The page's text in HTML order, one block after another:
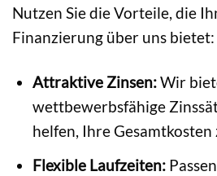
Nutzen Sie die Vorteile, die
Finanzierung über uns bietet:
Attraktive Zinsen:Wir
wettbewerbsfähige
helfen, Ihre
Flexible Laufzeiten: